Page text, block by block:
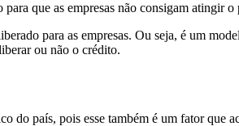
que as empresas não consigam atingir
para as empresas. Ou seja, é um
ou não o crédito.
do país, pois esse também é um fator que